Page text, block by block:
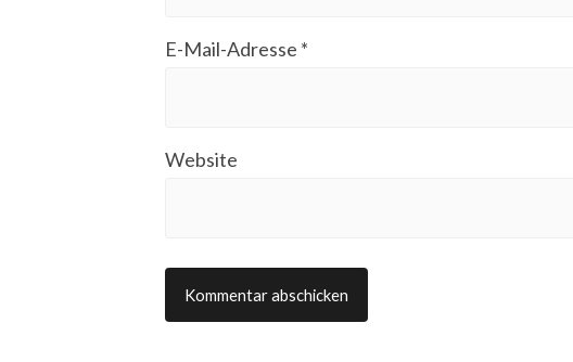
E-Mail-Adresse *
Website